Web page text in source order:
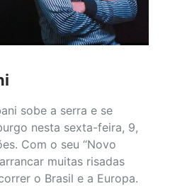
sobe a serra e se
nesta sexta-feira, 9,
Com o seu “Novo
muitas risadas
o Brasil e a Europa.